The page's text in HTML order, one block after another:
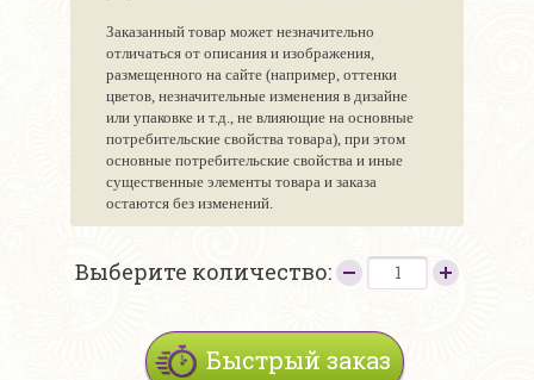
Заказанный товар может незначительно
отличаться от описания и изображения,
размещенного на сайте (например, оттенки
цветов, незначительные изменения в дизайне
или упаковке и т.д., не влияющие на основные
потребительские свойства товара), при этом
основные потребительские свойства и иные
существенные элементы товара и заказа
остаются без изменений.
Выберите количество:
Быстрый заказ